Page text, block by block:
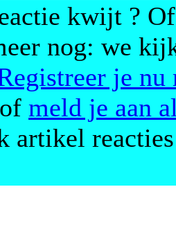
kwijt ?
nog: we
je
of meld je aan
artikel